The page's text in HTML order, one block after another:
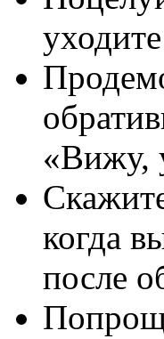
«Вижу,
когда
после